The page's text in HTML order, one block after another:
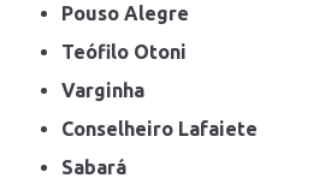
Pouso Alegre
Teófilo Otoni
Varginha
Conselheiro Lafaiete
Sabará